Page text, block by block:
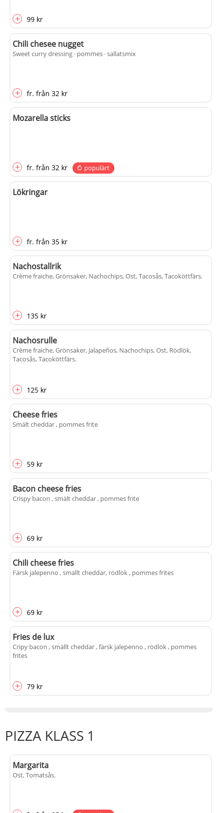
+ 99 kr
Chili chesee nugget
Sweet curry dressing · pommes · sallatsmix
+ fr. från 32 kr
Mozarella sticks
+ fr. från 32 kr populärt
Lökringar
+ fr. från 35 kr
Nachostallrik
Crème fraiche, Grönsaker, Nachochips, Ost, Tacosås, Tacoköttfärs.
+ 135 kr
Nachosrulle
Crème fraiche, Grönsaker, Jalapeños, Nachochips, Ost, Rödlök,
Tacosås, Tacoköttfärs.
+ 125 kr
Cheese fries
Smält cheddar , pommes frite
+ 59 kr
Bacon cheese fries
Crispy bacon , smält cheddar , pommes frite
+ 69 kr
Chili cheese fries
Färsk jalepenno , smällt cheddar, rödlök , pommes frites
+ 69 kr
Fries de lux
Cripy bacon , smällt cheddar , färsk jalepenno , rödlök , pommes
frites
+ 79 kr
PIZZA KLASS 1
Margarita
Ost, Tomatsås.